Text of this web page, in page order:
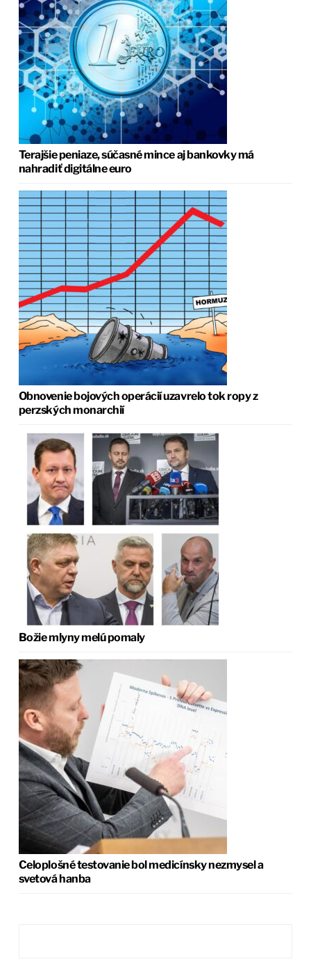
Terajšie peniaze, súčasné mince aj bankovky má
nahradiť digitálne euro
Obnovenie bojových operácií uzavrelo tok ropy z
perzských monarchií
Božie mlyny melú pomaly
Celoplošné testovanie bol medicínsky nezmysel a
svetová hanba